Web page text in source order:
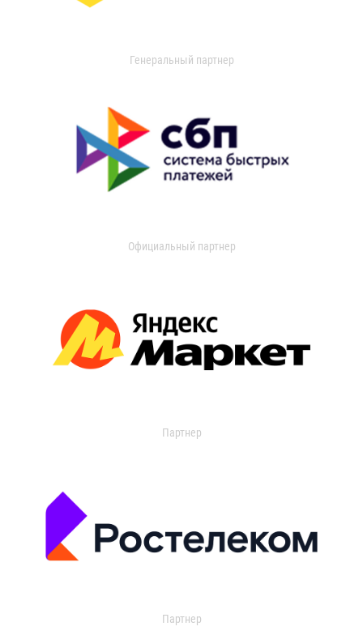
Генеральный партнер
Официальный партнер
Партнер
Партнер